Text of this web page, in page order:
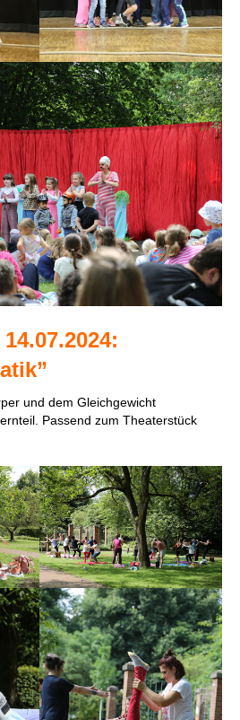
und dem Gleichgewicht
Passend zum Theaterstück